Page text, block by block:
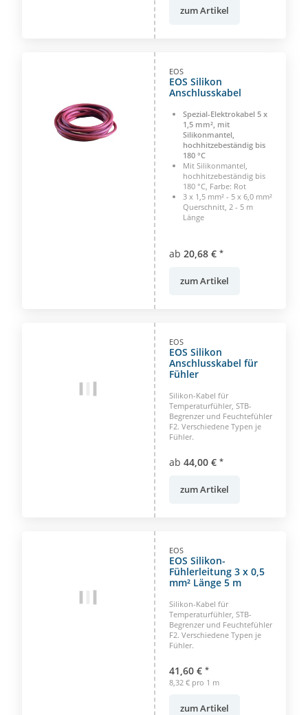
zum Artikel
EOS
EOS Silikon
Anschlusskabel
Spezial-Elektrokabel 5 x
1,5 mm², mit
Silikonmantel,
hochhitzebeständig bis
180 °C
Mit Silikonmantel,
hochhitzebeständig bis
180 °C, Farbe: Rot
3 x 1,5 mm² - 5 x 6,0 mm²
Querschnitt, 2 - 5 m
Länge
ab 20,68 € *
zum Artikel
EOS
EOS Silikon
Anschlusskabel für
Fühler
Silikon-Kabel für
Temperaturfühler, STB-
Begrenzer und Feuchtefühler
F2. Verschiedene Typen je
Fühler.
ab 44,00 € *
zum Artikel
EOS
EOS Silikon-
Fühlerleitung 3 x 0,5
mm² Länge 5 m
Silikon-Kabel für
Temperaturfühler, STB-
Begrenzer und Feuchtefühler
F2. Verschiedene Typen je
Fühler.
41,60 € *
8,32 € pro 1 m
zum Artikel